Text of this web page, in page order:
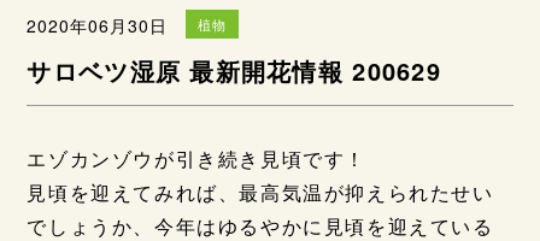
2020年06月30日 植物
サロベツ湿原 最新開花情報 200629
エゾカンゾウが引き続き見頃です！
見頃を迎えてみれば、最高気温が抑えられたせい
でしょうか、今年はゆるやかに見頃を迎えている